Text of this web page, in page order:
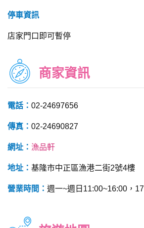
停車資訊
店家門口即可暫停
商家資訊
電話： 02-24697656
傳真： 02-24690827
網址： 漁品軒
地址： 基隆市中正區漁港二街2號4樓
營業時間： 週一~週日11:00~16:00，